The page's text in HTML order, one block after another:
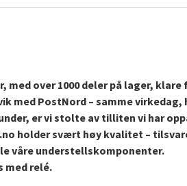
over 1000 deler på lager,
med PostNord – samme
er vi stolte av tilliten vi har
holder svært høy kvalitet –
våre understellskomponenter.
med relé.